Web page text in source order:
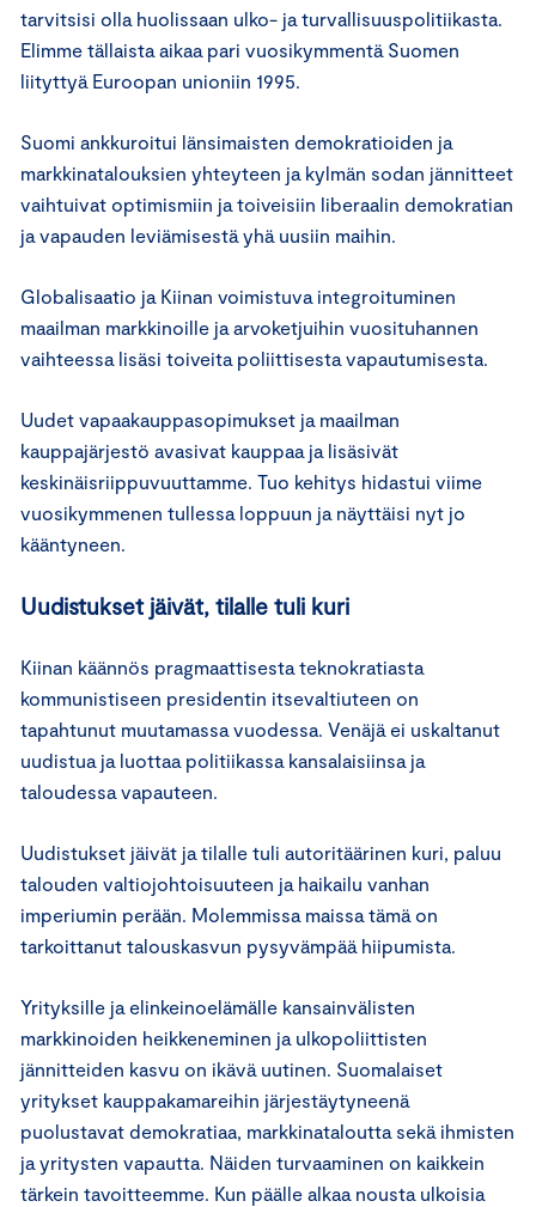
tarvitsisi olla huolissaan ulko- ja turvallisuuspolitiikasta.
Elimme tällaista aikaa pari vuosikymmentä Suomen
liityttyä Euroopan unioniin 1995.
Suomi ankkuroitui länsimaisten demokratioiden ja
markkinatalouksien yhteyteen ja kylmän sodan jännitteet
vaihtuivat optimismiin ja toiveisiin liberaalin demokratian
ja vapauden leviämisestä yhä uusiin maihin.
Globalisaatio ja Kiinan voimistuva integroituminen
maailman markkinoille ja arvoketjuihin vuosituhannen
vaihteessa lisäsi toiveita poliittisesta vapautumisesta.
Uudet vapaakauppasopimukset ja maailman
kauppajärjestö avasivat kauppaa ja lisäsivät
keskinäisriippuvuuttamme. Tuo kehitys hidastui viime
vuosikymmenen tullessa loppuun ja näyttäisi nyt jo
kääntyneen.
Uudistukset jäivät, tilalle tuli kuri
Kiinan käännös pragmaattisesta teknokratiasta
kommunistiseen presidentin itsevaltiuteen on
tapahtunut muutamassa vuodessa. Venäjä ei uskaltanut
uudistua ja luottaa politiikassa kansalaisiinsa ja
taloudessa vapauteen.
Uudistukset jäivät ja tilalle tuli autoritäärinen kuri, paluu
talouden valtiojohtoisuuteen ja haikailu vanhan
imperiumin perään. Molemmissa maissa tämä on
tarkoittanut talouskasvun pysyvämpää hiipumista.
Yrityksille ja elinkeinoelämälle kansainvälisten
markkinoiden heikkeneminen ja ulkopoliittisten
jännitteiden kasvu on ikävä uutinen. Suomalaiset
yritykset kauppakamareihin järjestäytyneenä
puolustavat demokratiaa, markkinataloutta sekä ihmisten
ja yritysten vapautta. Näiden turvaaminen on kaikkein
tärkein tavoitteemme. Kun päälle alkaa nousta ulkoisia